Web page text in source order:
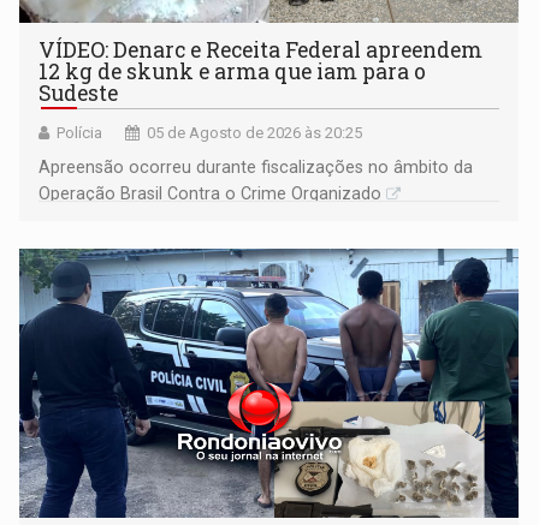
VÍDEO: Denarc e Receita Federal apreendem
12 kg de skunk e arma que iam para o
Sudeste
Polícia 05 de Agosto de 2026 às 20:25
Apreensão ocorreu durante fiscalizações no âmbito da
Operação Brasil Contra o Crime Organizado